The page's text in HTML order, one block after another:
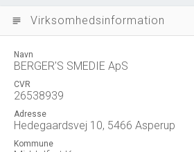
subject Virksomhedsinformation
Navn
BERGER'S SMEDIE ApS
CVR
26538939
Adresse
Hedegaardsvej 10, 5466 Asperup
Kommune